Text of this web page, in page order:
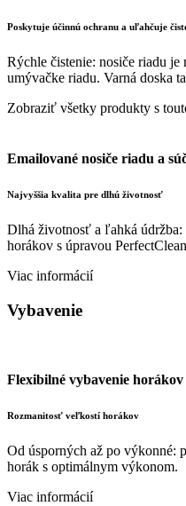
Poskytuje účinnú ochranu a uľahčuje
Rýchle čistenie: nosiče riadu
umývačke riadu. Varná doska
Zobraziť všetky produkty s
Emailované nosiče riadu a
Najvyššia kvalita pre dlhú životnosť
Dlhá životnosť a ľahká údržba:
horákov s úpravou
Viac informácií
Vybavenie
Flexibilné vybavenie horákov
Rozmanitosť veľkostí horákov
Od úsporných až po výkonné:
horák s optimálnym výkonom.
Viac informácií